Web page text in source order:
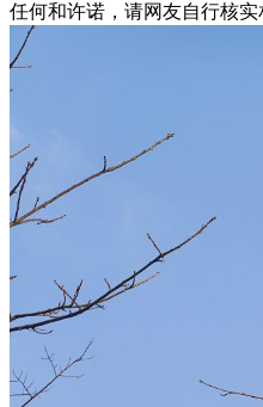
任何和许诺，请网友自行核